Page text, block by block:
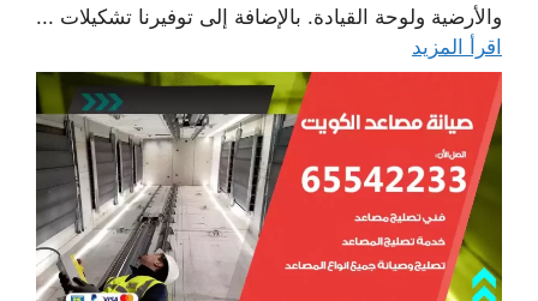
والأرضية ولوحة القيادة. بالإضافة إلى توفيرنا تشكيلات ...
اقرأ المزيد